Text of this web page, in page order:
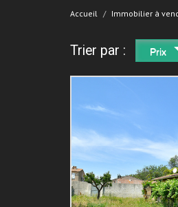
Accueil Immobilier à
Trier par : Prix